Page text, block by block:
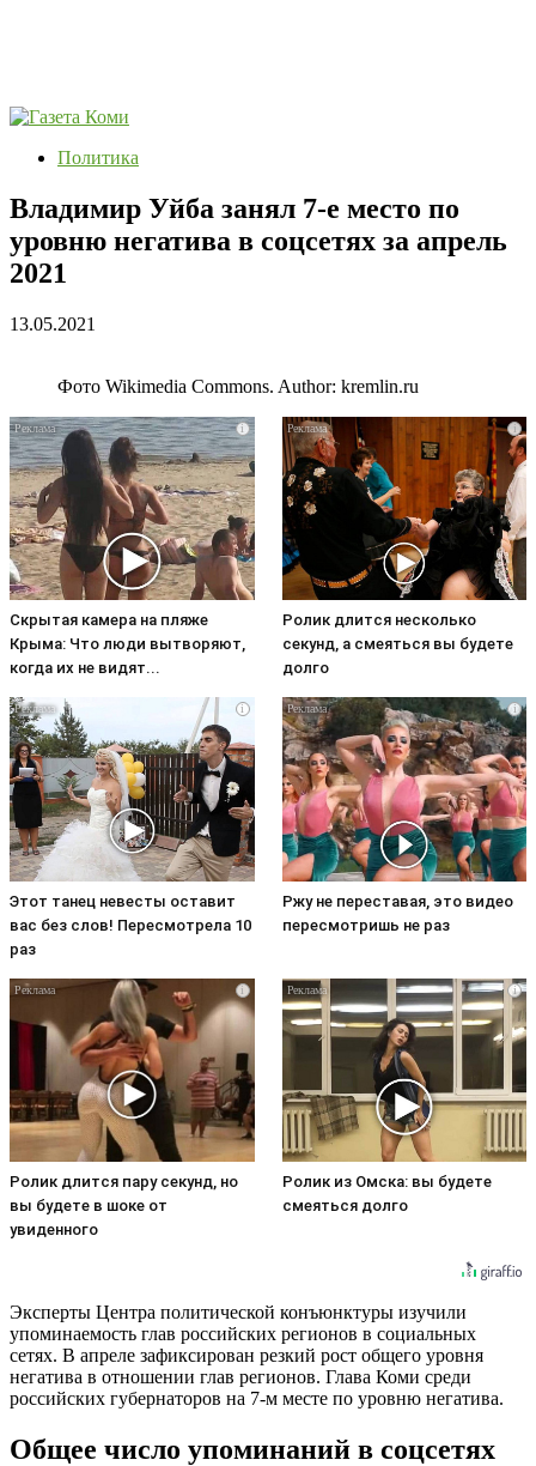
Политика
Владимир Уйба занял 7-е место по
уровню негатива в соцсетях за апрель
2021
13.05.2021
Фото Wikimedia Commons. Author: kremlin.ru
i
Скрытая камера на пляже
Крыма: Что люди вытворяют,
когда их не видят...
i
Ролик длится несколько
секунд, а смеяться вы будете
долго
i
Этот танец невесты оставит
вас без слов! Пересмотрела 10
раз
i
Ржу не переставая, это видео
пересмотришь не раз
i
Ролик длится пару секунд, но
вы будете в шоке от
увиденного
i
Ролик из Омска: вы будете
смеяться долго
Эксперты Центра политической конъюнктуры изучили
упоминаемость глав российских регионов в социальных
сетях. В апреле зафиксирован резкий рост общего уровня
негатива в отношении глав регионов. Глава Коми среди
российских губернаторов на 7-м месте по уровню негатива.
Общее число упоминаний в соцсетях